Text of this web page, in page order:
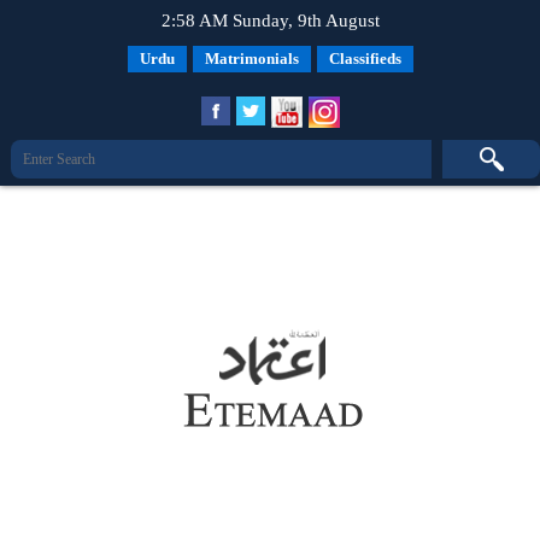
2:58 AM Sunday, 9th August
Urdu Matrimonials Classifieds